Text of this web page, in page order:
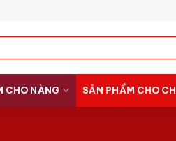
CHO NÀNG SẢN PHẨM CHO